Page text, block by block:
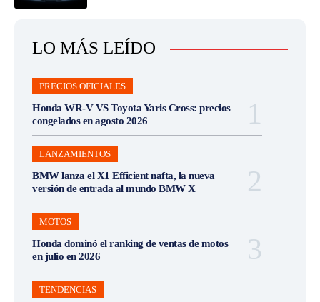
LO MÁS LEÍDO
PRECIOS OFICIALES
Honda WR-V VS Toyota Yaris Cross: precios
congelados en agosto 2026
LANZAMIENTOS
BMW lanza el X1 Efficient nafta, la nueva
versión de entrada al mundo BMW X
MOTOS
Honda dominó el ranking de ventas de motos
en julio en 2026
TENDENCIAS